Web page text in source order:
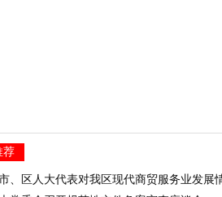
荐
、区人大代表对我区现代商贸服务业发展